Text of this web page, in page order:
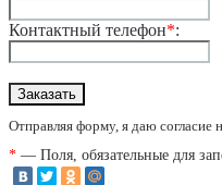
Контактный телефон*:
Отправляя форму, я даю согласие
* — Поля, обязательные для